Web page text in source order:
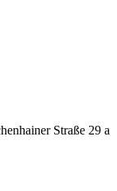
Straße 29 a